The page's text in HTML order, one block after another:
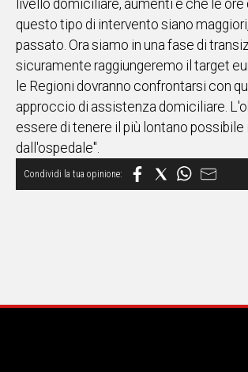
Social
livello domiciliare, aumenti e che le
questo tipo di intervento siano
passato. Ora siamo in una fase di
sicuramente raggiungeremo il target
le Regioni dovranno confrontarsi con
approccio di assistenza domiciliare.
essere di tenere il più lontano possibile
dall'ospedale".